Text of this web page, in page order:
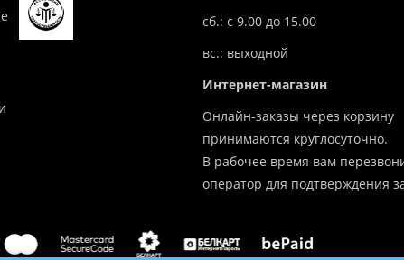
сб.: с 9.00 до 15.00
вс.: выходной
Интернет-магазин
Онлайн-заказы через корзину
принимаются круглосуточно.
В рабочее время вам
оператор для подтверждения